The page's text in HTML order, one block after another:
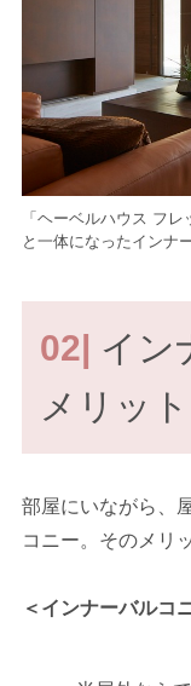
「ヘーベルハウス フ
と一体になったインナ
02| イン
メリッ
部屋にいながら、
コニー。そのメリ
＜インナーバルコ